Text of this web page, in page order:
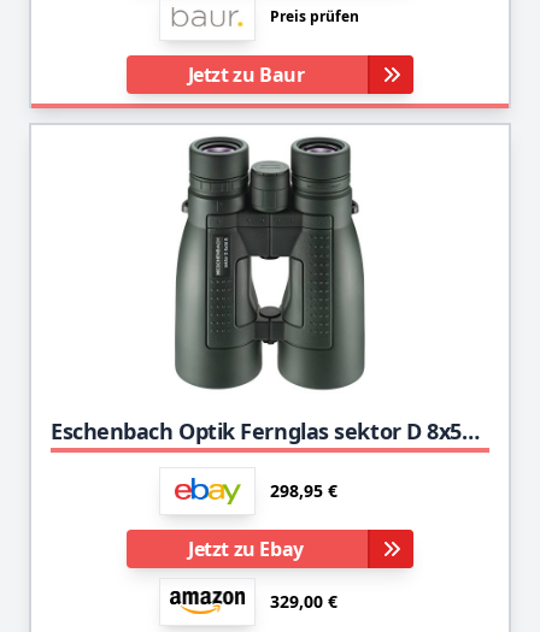
Preis prüfen
Jetzt zu Baur
Eschenbach Optik Fernglas sektor D 8x56 compact+, wasserdicht, robust, grün
298,95 €
Jetzt zu Ebay
329,00 €